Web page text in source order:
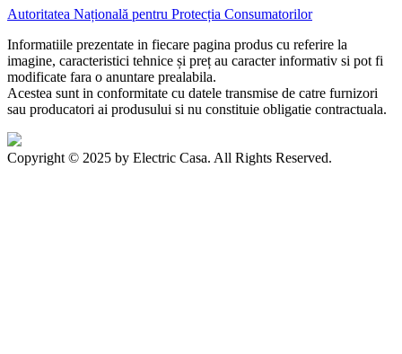
Autoritatea Națională pentru Protecția Consumatorilor
Informatiile prezentate in fiecare pagina produs cu referire la
imagine, caracteristici tehnice și preț au caracter informativ si pot fi
modificate fara o anuntare prealabila.
Acestea sunt in conformitate cu datele transmise de catre furnizori
sau producatori ai produsului si nu constituie obligatie contractuala.
Copyright © 2025 by Electric Casa. All Rights Reserved.